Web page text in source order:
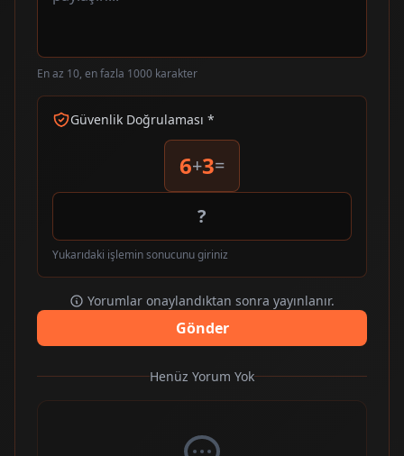
En az 10, en fazla 1000 karakter
Güvenlik Doğrulaması *
6+3=
Yukarıdaki işlemin sonucunu giriniz
Yorumlar onaylandıktan sonra yayınlanır.
Gönder
Henüz Yorum Yok